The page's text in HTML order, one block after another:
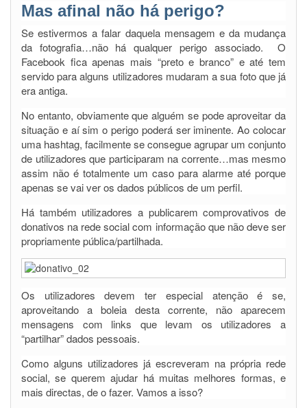
Mas afinal não há perigo?
Se estivermos a falar daquela mensagem e da mudança
da fotografia…não há qualquer perigo associado. O
Facebook fica apenas mais “preto e branco” e até tem
servido para alguns utilizadores mudaram a sua foto que já
era antiga.
No entanto, obviamente que alguém se pode aproveitar da
situação e aí sim o perigo poderá ser iminente. Ao colocar
uma hashtag, facilmente se consegue agrupar um conjunto
de utilizadores que participaram na corrente…mas mesmo
assim não é totalmente um caso para alarme até porque
apenas se vai ver os dados públicos de um perfil.
Há também utilizadores a publicarem comprovativos de
donativos na rede social com informação que não deve ser
propriamente pública/partilhada.
Os utilizadores devem ter especial atenção é se,
aproveitando a boleia desta corrente, não aparecem
mensagens com links que levam os utilizadores a
“partilhar” dados pessoais.
Como alguns utilizadores já escreveram na própria rede
social, se querem ajudar há muitas melhores formas, e
mais directas, de o fazer. Vamos a isso?